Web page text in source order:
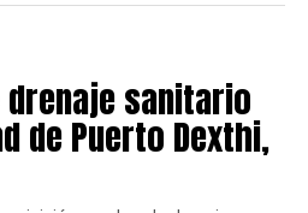
sanitario
de Puerto Dexthi,